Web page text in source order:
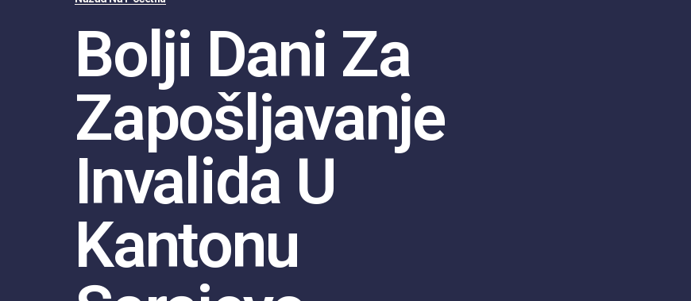
Bolji Dani Za
Zapošljavanje
Invalida U
Kantonu